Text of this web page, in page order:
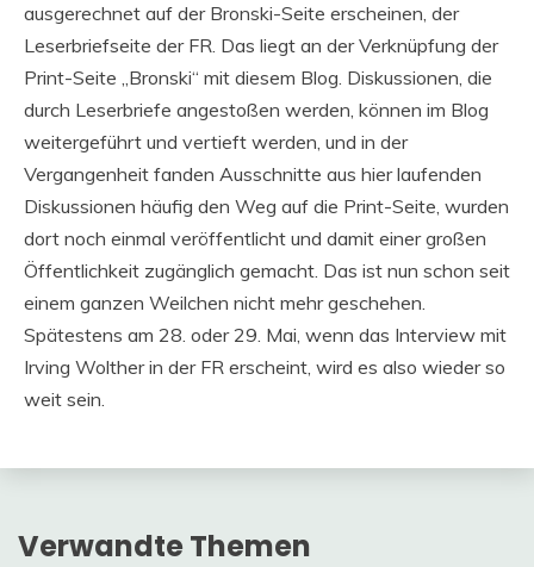
ausgerechnet auf der Bronski-Seite erscheinen, der
Leserbriefseite der FR. Das liegt an der Verknüpfung der
Print-Seite „Bronski“ mit diesem Blog. Diskussionen, die
durch Leserbriefe angestoßen werden, können im Blog
weitergeführt und vertieft werden, und in der
Vergangenheit fanden Ausschnitte aus hier laufenden
Diskussionen häufig den Weg auf die Print-Seite, wurden
dort noch einmal veröffentlicht und damit einer großen
Öffentlichkeit zugänglich gemacht. Das ist nun schon seit
einem ganzen Weilchen nicht mehr geschehen.
Spätestens am 28. oder 29. Mai, wenn das Interview mit
Irving Wolther in der FR erscheint, wird es also wieder so
weit sein.
Verwandte Themen